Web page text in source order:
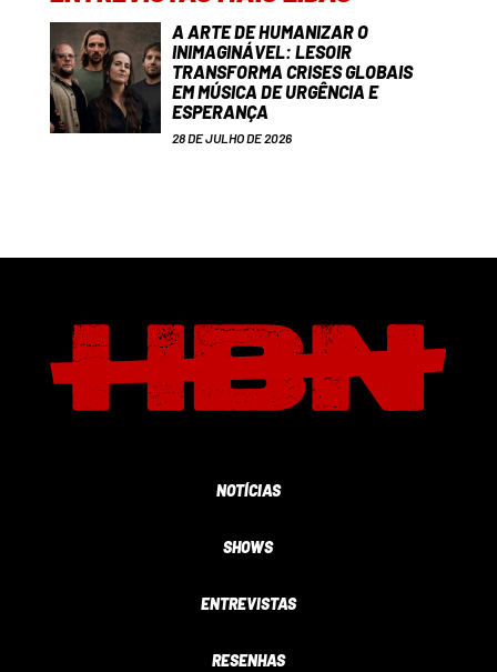
A ARTE DE HUMANIZAR O
INIMAGINÁVEL: LESOIR
TRANSFORMA CRISES GLOBAIS
EM MÚSICA DE URGÊNCIA E
ESPERANÇA
28 DE JULHO DE 2026
NOTÍCIAS
SHOWS
ENTREVISTAS
RESENHAS